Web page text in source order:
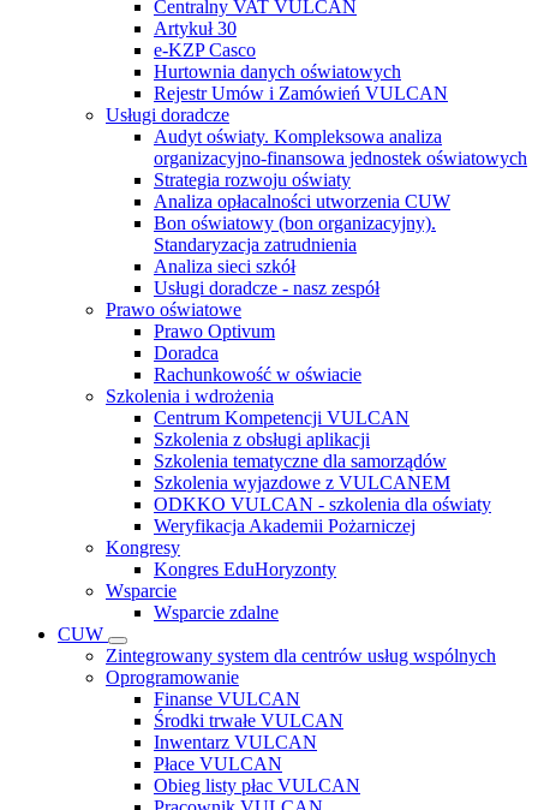
Centralny VAT VULCAN
Artykuł 30
e-KZP Casco
Hurtownia danych oświatowych
Rejestr Umów i Zamówień VULCAN
Usługi doradcze
Audyt oświaty. Kompleksowa analiza
organizacyjno-finansowa jednostek oświatowych
Strategia rozwoju oświaty
Analiza opłacalności utworzenia CUW
Bon oświatowy (bon organizacyjny).
Standaryzacja zatrudnienia
Analiza sieci szkół
Usługi doradcze - nasz zespół
Prawo oświatowe
Prawo Optivum
Doradca
Rachunkowość w oświacie
Szkolenia i wdrożenia
Centrum Kompetencji VULCAN
Szkolenia z obsługi aplikacji
Szkolenia tematyczne dla samorządów
Szkolenia wyjazdowe z VULCANEM
ODKKO VULCAN - szkolenia dla oświaty
Weryfikacja Akademii Pożarniczej
Kongresy
Kongres EduHoryzonty
Wsparcie
Wsparcie zdalne
CUW
Zintegrowany system dla centrów usług wspólnych
Oprogramowanie
Finanse VULCAN
Środki trwałe VULCAN
Inwentarz VULCAN
Płace VULCAN
Obieg listy płac VULCAN